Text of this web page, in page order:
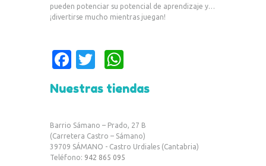
pueden potenciar su potencial de aprendizaje y…
¡divertirse mucho mientras juegan!
Fa
e
b
o
o
w
it
r
at
A
p
Nuestras tiendas
Barrio Sámano – Prado, 27 B
(Carretera Castro – Sámano)
39709 SÁMANO - Castro Urdiales (Cantabria)
Teléfono: 942 865 095